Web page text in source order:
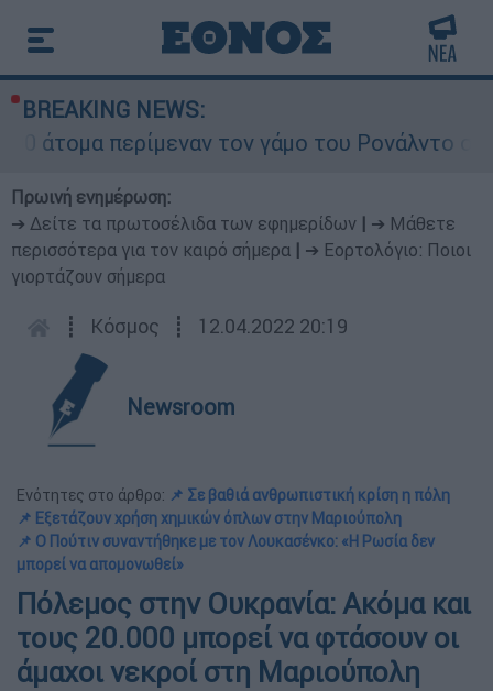
BREAKING NEWS:
τον γάμο του Ρονάλντο στη Μαδέρα
Πρωινή ενημέρωση:
➔ Δείτε τα πρωτοσέλιδα των εφημερίδων
➔ Μάθετε
περισσότερα για τον καιρό σήμερα
➔ Εορτολόγιο: Ποιοι
γιορτάζουν σήμερα
┋ Κόσμος ┋ 12.04.2022 20:19
Newsroom
Ενότητες στο άρθρο: 📌 Σε βαθιά ανθρωπιστική κρίση η πόλη
📌 Εξετάζουν χρήση χημικών όπλων στην Μαριούπολη
📌 Ο Πούτιν συναντήθηκε με τον Λουκασένκο: «Η Ρωσία δεν
μπορεί να απομονωθεί»
Πόλεμος στην Ουκρανία: Ακόμα και
τους 20.000 μπορεί να φτάσουν οι
άμαχοι νεκροί στη Μαριούπολη